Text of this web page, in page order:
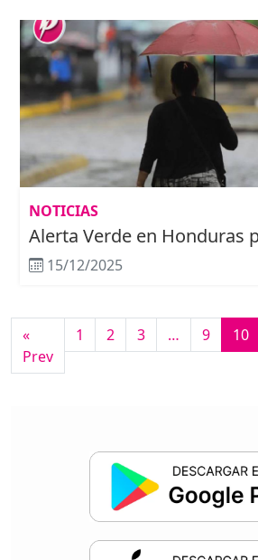
NOTICIAS
Alerta Verde en Honduras
15/12/2025
«
Prev
1 2 3 … 9 10